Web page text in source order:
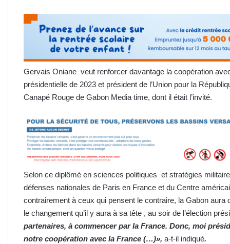
Gervais Oniane veut renforcer davantage la coopération
présidentielle de 2023 et président de l’Union pour la
Canapé Rouge de Gabon Media time, dont il était l’invité.
Selon ce diplômé en sciences politiques et stratégies
défenses nationales de Paris en France et du Centre
contrairement à ceux qui pensent le contraire, la Gabon
le changement qu’il y aura à sa tête , au soir de l’élection
partenaires, à commencer par la France. Donc, moi
notre coopération avec la France (…)», a-t-il indiqué.